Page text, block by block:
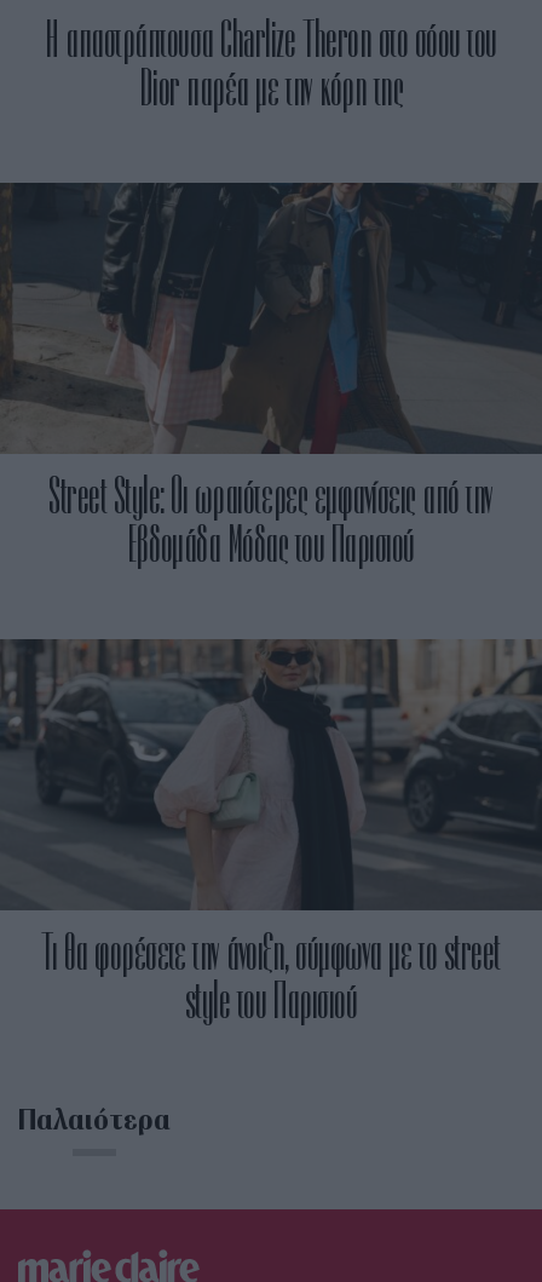
Η απαστράπτουσα Charlize Theron στο σόου του
Dior παρέα με την κόρη της
Street Style: Oι ωραιότερες εμφανίσεις από την
Εβδομάδα Μόδας του Παρισιού
Τι θα φορέσετε την άνοιξη, σύμφωνα με το street
style του Παρισιού
Παλαιότερα